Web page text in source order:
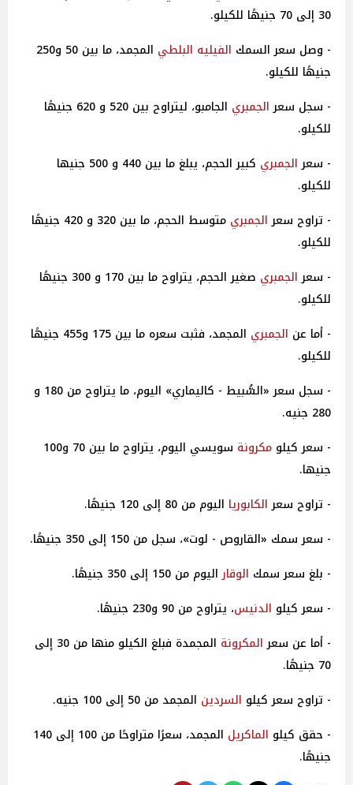
30 إلى 70 جنيهًا للكيلو.
- وصل سعر السمك الفيليه البلطي
المجمد، ما بين 50 و250
جنيهًا للكيلو.
- سجل سعرالجمبري
الجامبو، ليتراوح بين 520 و 620 جنيهًا
للكيلو.
- سعرالجمبري
كبير الحجم، يبلغ ما بين 440 و 500 جنيها
للكيلو.
- تراوح سعرالجمبري
متوسط الحجم، ما بين 320 و 420 جنيهًا
للكيلو.
- سعرالجمبري
صغير الحجم، يتراوح ما بين 170 و 300 جنيهًا
للكيلو.
- أما عن الجمبري
المجمد، فثبت سعره ما بين 175 و455 جنيهًا
للكيلو.
- سجل سعر «السُّبيط - كاليماري» اليوم، ما يتراوح من 180 و
280 جنيه.
- سعر كيلو مكرونة
سويسي اليوم، يتراوح ما بين 70 و100
جنيها.
- تراوح سعرالكابوريا اليوم من 80 إلى 120 جنيهًا.
- سعر سمك «القاروص - لوت»، سجل من 150 إلى 350 جنيهًا.
- بلغ سعر سمك الوقاراليوم من 150 إلى 350 جنيهًا.
- سعر كيلو الدنيس، يتراوح من 90 و230 جنيهًا.
- أما عن سعرالمكرونة
المجمدة فبلغ الكيلو منها من 30 إلى
70 جنيهًا.
- تراوح سعر كيلو السردين المجمد من 50 إلى 100 جنيه.
- حقق كيلو الماكريل
المجمد، سعرًا متراوحًا من 100 إلى 140
جنيهًا.